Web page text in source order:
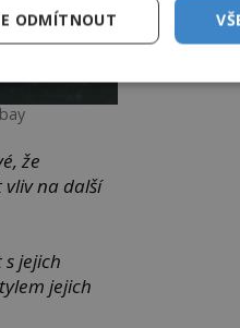
že
na další
jejich
jejich
ODMÍTNOUT